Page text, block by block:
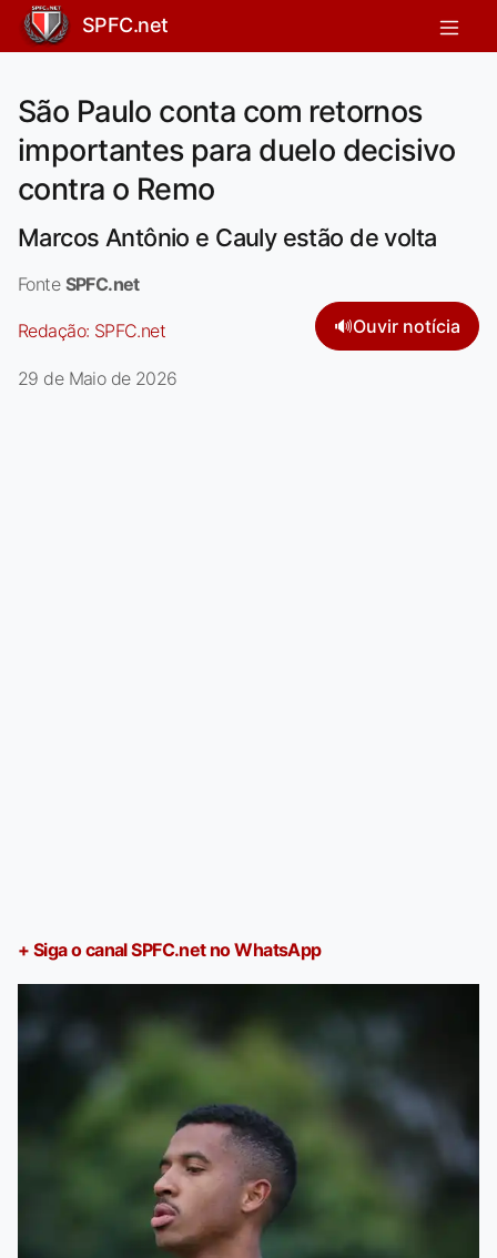
SPFC.net
São Paulo conta com retornos
importantes para duelo decisivo
contra o Remo
Marcos Antônio e Cauly estão de volta
Fonte SPFC.net
Redação: SPFC.net 🔊Ouvir notícia
29 de Maio de 2026
+ Siga o canal SPFC.net no WhatsApp